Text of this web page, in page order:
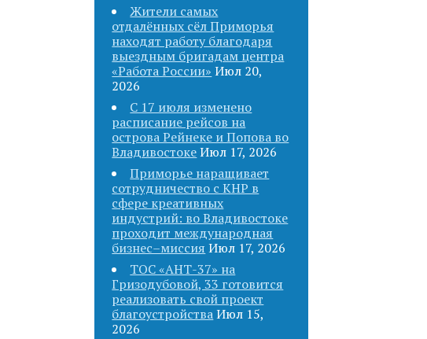
Жители самых
отдалённых сёл Приморья
находят работу благодаря
выездным бригадам центра
«Работа России» Июл 20,
2026
С 17 июля изменено
расписание рейсов на
острова Рейнеке и Попова во
ВладивостокеИюл 17, 2026
Приморье наращивает
сотрудничество с КНР в
сфере креативных
индустрий: во Владивостоке
проходит международная
бизнес–миссия Июл 17, 2026
ТОС «АНТ-37» на
Гризодубовой, 33 готовится
реализовать свой проект
благоустройстваИюл 15,
2026